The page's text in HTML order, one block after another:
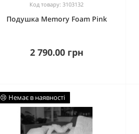
Код товару: 3103132
Подушка Memory Foam Pink
2 790.00 грн
😢 Немає в наявності